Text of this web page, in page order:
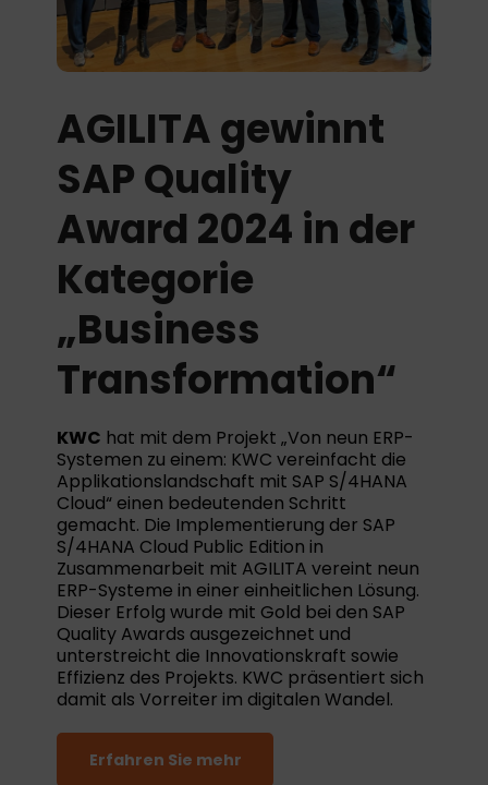
AGILITA gewinnt
SAP Quality
Award 2024 in der
Kategorie
„Business
Transformation“
KWC hat mit dem Projekt „Von neun ERP-
Systemen zu einem: KWC vereinfacht die
Applikationslandschaft mit SAP S/4HANA
Cloud“ einen bedeutenden Schritt
gemacht. Die Implementierung der SAP
S/4HANA Cloud Public Edition in
Zusammenarbeit mit AGILITA vereint neun
ERP-Systeme in einer einheitlichen Lösung.
Dieser Erfolg wurde mit Gold bei den SAP
Quality Awards ausgezeichnet und
unterstreicht die Innovationskraft sowie
Effizienz des Projekts. KWC präsentiert sich
damit als Vorreiter im digitalen Wandel.
Erfahren Sie mehr